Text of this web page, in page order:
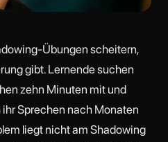
Übungen scheitern,
gibt. Lernende suchen
zehn Minuten mit und
Sprechen nach Monaten
liegt nicht am Shadowing